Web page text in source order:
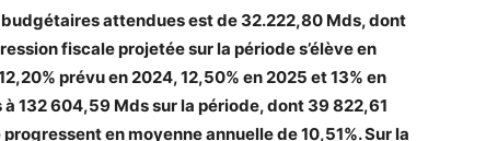
budgétaires attendues est de 32.222,80 Mds, dont
fiscale projetée sur la période s’élève en
prévu en 2024, 12,50% en 2025 et 13% en
132 604,59 Mds sur la période, dont 39 822,61
en moyenne annuelle de 10,51%. Sur la